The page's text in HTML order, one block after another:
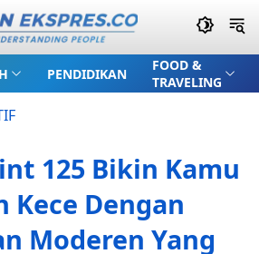
PENDIDIKAN
FOOD &
TRAVELING
125 Bikin Kamu
Kece Dengan
Moderen Yang